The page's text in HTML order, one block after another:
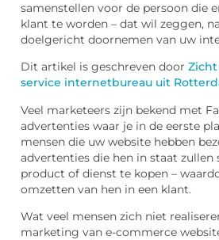
samenstellen voor de persoon die
klant te worden – dat wil zeggen,
doelgericht doornemen van uw
Dit artikel is geschreven door Zicht
service internetbureau uit
Veel marketeers zijn bekend met
advertenties waar je in de eerste
mensen die uw website hebben
advertenties die hen in staat zullen
product of dienst te kopen –
omzetten van hen in een klant.
Wat veel mensen zich niet
marketing van e-commerce